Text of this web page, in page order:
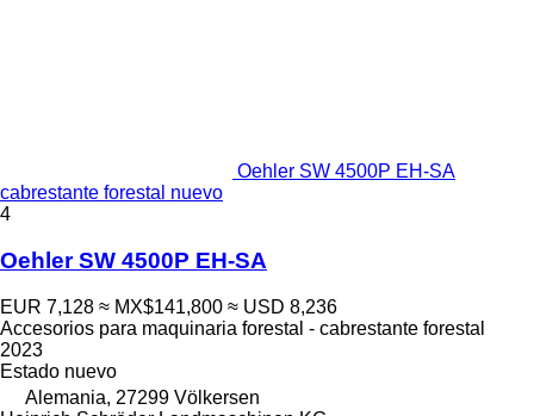
Oehler SW 4500P EH-SA
cabrestante forestal nuevo
4
Oehler SW 4500P EH-SA
EUR 7,128 ≈ MX$141,800 ≈ USD 8,236
Accesorios para maquinaria forestal - cabrestante forestal
2023
Estado nuevo
Alemania, 27299 Völkersen